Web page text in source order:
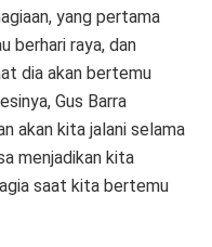
yang pertama
berhari raya, dan
dia akan bertemu
Gus Barra
akan kita jalani selama
menjadikan kita
saat kita bertemu